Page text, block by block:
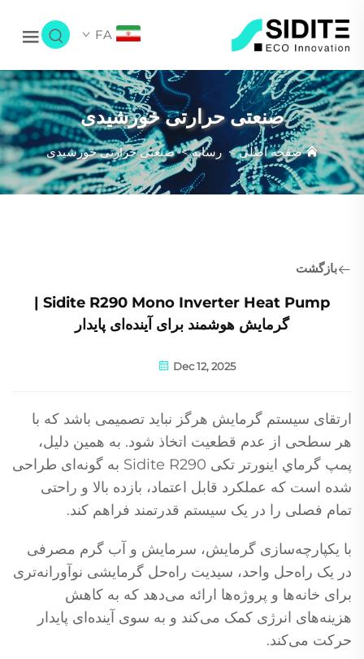
FA
صنعتی حرارتی خورشیدی
صفحه اصلی>رسانه>صنعتی حرارتی خورشیدی
بازگشت
Sidite R290 Mono Inverter Heat Pump |
گرمایش هوشمند برای آینده‌ای پایدار
Dec 12, 2025
ارتقای سیستم گرمایش هرگز نباید تصمیمی باشد که با
هر سطحی از عدم قطعیت اتخاذ شود. به همین دلیل،
پمپ گرماي اینورتر تکی Sidite R290 به گونه‌ای طراحی
شده است که عملکرد قابل اعتماد، بازده بالا و راحتی
تمام فصلی را در یک سیستم قدرتمند فراهم کند.
با یکپارچه‌سازی گرمایش، سرمایش و آب گرم مصرفی
در یک راه‌حل واحد، سیدیت راه‌حل گرمایشی نوآورانه‌تری
برای خانه‌ها و پروژه‌ها ارائه می‌دهد که به کاهش
هزینه‌های انرژی کمک می‌کند و به سوی آینده‌ای پایدار
حرکت می‌کند.